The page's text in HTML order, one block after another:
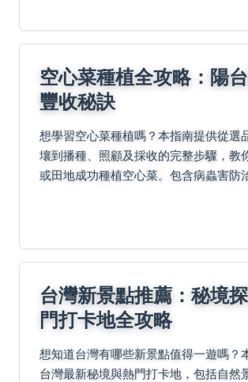
空心菜種植全攻略：陽
豐收秘訣
想學習空心菜種植嗎？本指南提供從選
壤到播種、照顧及採收的完整步驟，教
或田地成功種植空心菜。包含病蟲害防
台灣新景點推薦：秘境
門打卡地全攻略
想知道台灣有哪些新景點值得一遊嗎？
台灣最新秘境與熱門打卡地，包括自然